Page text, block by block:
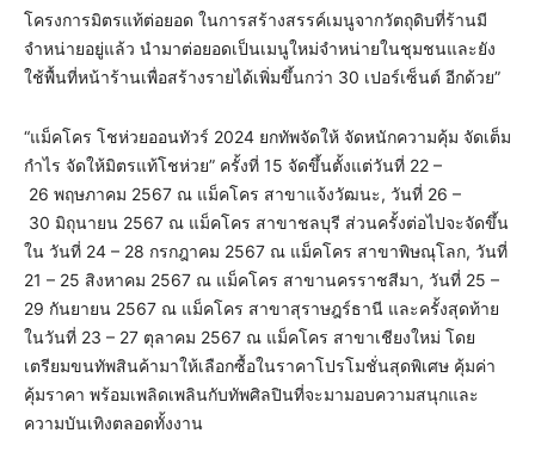
โครงการมิตรแท้ต่อยอด ในการสร้างสรรค์เมนูจากวัตถุดิบที่ร้านมี
จำหน่ายอยู่แล้ว นำมาต่อยอดเป็นเมนูใหม่จำหน่ายในชุมชนและยัง
ใช้พื้นที่หน้าร้านเพื่อสร้างรายได้เพิ่มขึ้นกว่า 30 เปอร์เซ็นต์ อีกด้วย”
“แม็คโคร โชห่วยออนทัวร์ 2024 ยกทัพจัดให้ จัดหนักความคุ้ม จัดเต็ม
กำไร จัดให้มิตรแท้โชห่วย” ครั้งที่ 15 จัดขึ้นตั้งแต่วันที่ 22 –
26 พฤษภาคม 2567 ณ แม็คโคร สาขาแจ้งวัฒนะ, วันที่ 26 –
30 มิถุนายน 2567 ณ แม็คโคร สาขาชลบุรี ส่วนครั้งต่อไปจะจัดขึ้น
ใน วันที่ 24 – 28 กรกฎาคม 2567 ณ แม็คโคร สาขาพิษณุโลก, วันที่
21 – 25 สิงหาคม 2567 ณ แม็คโคร สาขานครราชสีมา, วันที่ 25 –
29 กันยายน 2567 ณ แม็คโคร สาขาสุราษฎร์ธานี และครั้งสุดท้าย
ในวันที่ 23 – 27 ตุลาคม 2567 ณ แม็คโคร สาขาเชียงใหม่ โดย
เตรียมขนทัพสินค้ามาให้เลือกซื้อในราคาโปรโมชั่นสุดพิเศษ คุ้มค่า
คุ้มราคา พร้อมเพลิดเพลินกับทัพศิลปินที่จะมามอบความสนุกและ
ความบันเทิงตลอดทั้งงาน